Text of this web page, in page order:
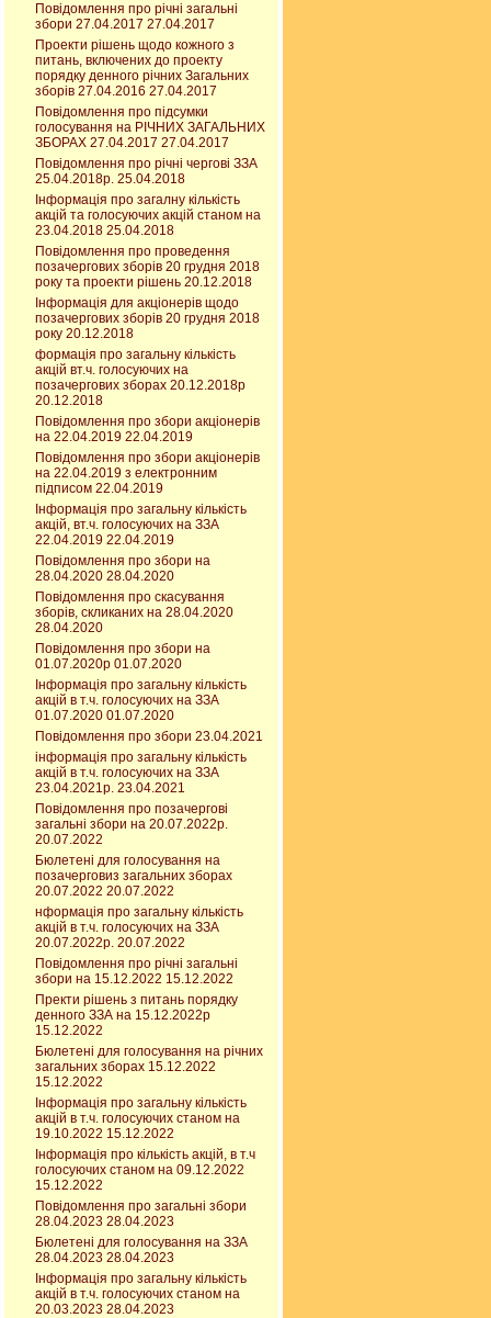
Повідомлення про річні загальні
збори 27.04.2017 27.04.2017
Проекти рішень щодо кожного з
питань, включених до проекту
порядку денного річних Загальних
зборів 27.04.2016 27.04.2017
Повідомлення про підсумки
голосування на РІЧНИХ ЗАГАЛЬНИХ
ЗБОРАХ 27.04.2017 27.04.2017
Повідомлення про річні чергові ЗЗА
25.04.2018р. 25.04.2018
Інформація про загалну кількість
акцій та голосуючих акцій станом на
23.04.2018 25.04.2018
Повідомлення про проведення
позачергових зборів 20 грудня 2018
року та проекти рішень 20.12.2018
Інформація для акціонерів щодо
позачергових зборів 20 грудня 2018
року 20.12.2018
формація про загальну кількість
акцій вт.ч. голосуючих на
позачергових зборах 20.12.2018р
20.12.2018
Повідомлення про збори акціонерів
на 22.04.2019 22.04.2019
Повідомлення про збори акціонерів
на 22.04.2019 з електронним
підписом 22.04.2019
Інформація про загальну кількість
акцій, вт.ч. голосуючих на ЗЗА
22.04.2019 22.04.2019
Повідомлення про збори на
28.04.2020 28.04.2020
Повідомлення про скасування
зборів, скликаних на 28.04.2020
28.04.2020
Повідомлення про збори на
01.07.2020р 01.07.2020
Інформація про загальну кількість
акцій в т.ч. голосуючих на ЗЗА
01.07.2020 01.07.2020
Повідомлення про збори 23.04.2021
інформація про загальну кількість
акцій в т.ч. голосуючих на ЗЗА
23.04.2021р. 23.04.2021
Повідомлення про позачергові
загальні збори на 20.07.2022р.
20.07.2022
Бюлетені для голосування на
позачерговиз загальних зборах
20.07.2022 20.07.2022
нформація про загальну кількість
акцій в т.ч. голосуючих на ЗЗА
20.07.2022р. 20.07.2022
Повідомлення про річні загальні
збори на 15.12.2022 15.12.2022
Пректи рішень з питань порядку
денного ЗЗА на 15.12.2022р
15.12.2022
Бюлетені для голосування на річних
загальних зборах 15.12.2022
15.12.2022
Інформація про загальну кількість
акцій в т.ч. голосуючих станом на
19.10.2022 15.12.2022
Інформація про кількість акцій, в т.ч
голосуючих станом на 09.12.2022
15.12.2022
Повідомлення про загальні збори
28.04.2023 28.04.2023
Бюлетені для голосування на ЗЗА
28.04.2023 28.04.2023
Інформація про загальну кількість
акцій в т.ч. голосуючих станом на
20.03.2023 28.04.2023